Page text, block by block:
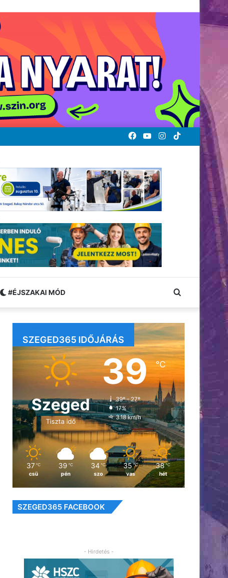
TikTok
Instagram
YouTube
Facebook
#ÉJSZAKAI MÓD Keresés:
SZEGED365 IDŐJÁRÁS
Szeged
Tiszta idő
39℃
39º - 27º
17%
3.18 km/h
37 ℃
csü
39 ℃
pén
34 ℃
szo
35 ℃
vas
38 ℃
hét
SZEGED365 FACEBOOK
- Hirdetés -